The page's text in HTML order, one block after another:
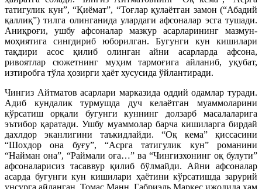
татигулик кун”, “Қиёмат”, “Тоғлар қулаётган замон (“Абадий
қаллиқ”) тилга олинганида улардаги афсоналар эсга тушади.
Аниқроғи, ушбу афсоналар мазкур асарларининг мазмун-
моҳиятига сингдириб юборилган. Бугунги кун кишилари
тақдири асос қилиб олинган айни асарларда афсона,
ривоятлар сюжетнинг муҳим тармоғига айланиб, уқубат,
изтиробга тўла ҳозирги ҳаёт хусусида ўйлантиради.
Чингиз Айтматов асарлари марказида оддий одамлар туради.
Адиб кундалик турмушда дуч келаётган муаммоларини
кўрсатиш орқали бугунги куннинг долзарб масалаларига
эътибор қаратади. Ушбу муаммолар барча кишиларга бирдай
дахлдор эканлигини таъкидлайди. “Оқ кема” қиссасини
“Шохдор она буғу”, “Асрга татигулик кун” романини
“Найман она”, “Раймали оға…” ва “Чингизхонинг оқ булути”
афсоналарисиз тасаввур қилиб бўлмайди. Айни афсоналар
асарда бугунги кун кишилари ҳаётини кўрсатишда зарурий
унсурга айланган. Томас Манн, Габриэль Маркес ижодида ҳам